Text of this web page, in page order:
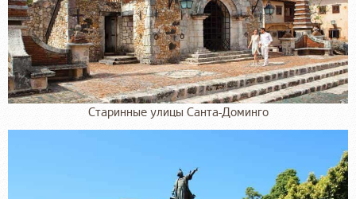
Старинные улицы Санта-Доминго